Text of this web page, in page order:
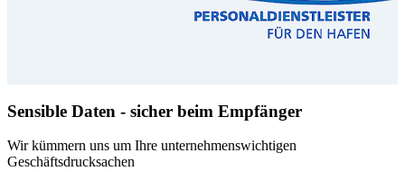
Sensible Daten - sicher beim Empfänger
Wir kümmern uns um Ihre unternehmenswichtigen
Geschäftsdrucksachen